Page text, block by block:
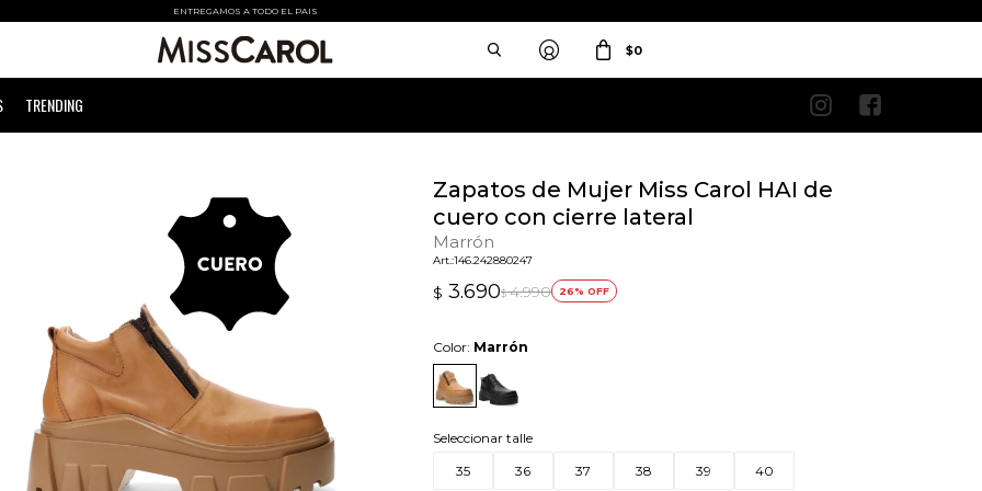
ENTREGAMOS A TODO EL PAIS
TRENDING
$0
 
Zapatos de Mujer Miss Carol HAI de
cuero con cierre lateral
Marrón
146.242880247
$ 3.690$ 4.990 26
Color: Marrón
Seleccionar talle
35
36 37 38 39 40